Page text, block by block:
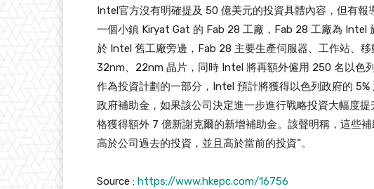
Intel官方沒有明確提及 50 億美元的投資具體內容，但有
一個小鎮 Kiryat Gat 的 Fab 28 工廠，Fab 28 工廠為 Intel
於 Intel 舊工廠旁邊，Fab 28 主要生產伺服器、工作站、
32nm、22nm 晶片，同時 Intel 將再額外僱用 250 名以色
作為投資計劃的一部分，Intel 預計將獲得以色列政府的
政府補助金，如果該公司決定進一步進行戰略投資大幅度
格獲得額外 7 億新謝克爾的新增補助金。該聲明稱，這些
高於公司過去的投資，並且高於當前的投資”。
Source : https://www.hkepc.com/16756